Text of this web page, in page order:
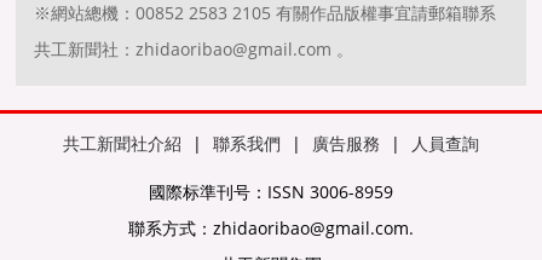
※網站總機：00852 2583 2105 有關作品版權事宜請郵箱聯系
共工新聞社：zhidaoribao@gmail.com 。
共工新聞社介紹 | 聯系我們 | 廣告服務 | 人員查詢
國際标準刊号：ISSN 3006-8959
聯系方式：zhidaoribao@gmail.com.